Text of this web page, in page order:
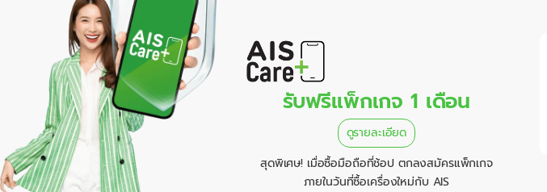
รับฟรีแพ็กเกจ 1 เดือน
ดูรายละเอียด
สุดพิเศษ! เมื่อซื้อมือถือที่ช้อป ตกลงสมัครแพ็กเกจ
ภายในวันที่ซื้อเครื่องใหม่กับ AIS